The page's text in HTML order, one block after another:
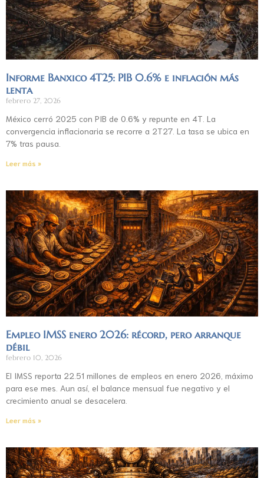
Informe Banxico 4T25: PIB 0.6% e inflación más
lenta
febrero 27, 2026
México cerró 2025 con PIB de 0.6% y repunte en 4T. La
convergencia inflacionaria se recorre a 2T27. La tasa se ubica en
7% tras pausa.
Leer más »
Empleo IMSS enero 2026: récord, pero arranque
débil
febrero 10, 2026
El IMSS reporta 22.51 millones de empleos en enero 2026, máximo
para ese mes. Aun así, el balance mensual fue negativo y el
crecimiento anual se desacelera.
Leer más »